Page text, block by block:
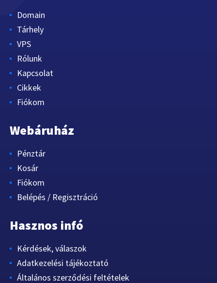
Domain
Tárhely
VPS
Rólunk
Kapcsolat
Cikkek
Fiókom
Webáruház
Pénztár
Kosár
Fiókom
Belépés / Regisztráció
Hasznos infó
Kérdések, válaszok
Adatkezelési tájékoztató
Általános szerződési feltételek